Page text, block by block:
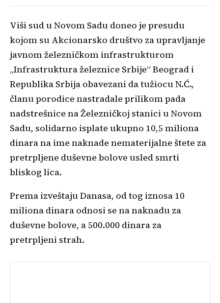
Viši sud u Novom Sadu doneo je presudu
kojom su Akcionarsko društvo za upravljanje
javnom železničkom infrastrukturom
„Infrastruktura železnice Srbije“ Beograd i
Republika Srbija obavezani da tužiocu N.Ć.,
članu porodice nastradale prilikom pada
nadstrešnice na Železničkoj stanici u Novom
Sadu, solidarno isplate ukupno 10,5 miliona
dinara na ime naknade nematerijalne štete za
pretrpljene duševne bolove usled smrti
bliskog lica.
Prema izveštaju Danasa, od tog iznosa 10
miliona dinara odnosi se na naknadu za
duševne bolove, a 500.000 dinara za
pretrpljeni strah.